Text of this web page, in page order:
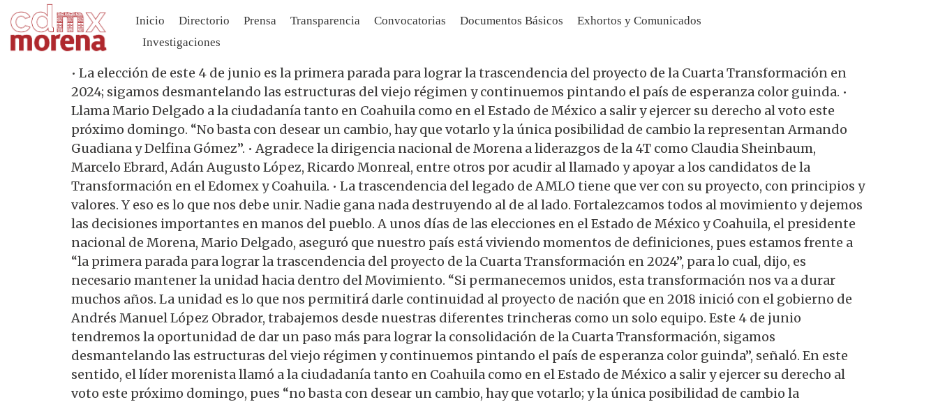
Inicio Directorio Prensa Transparencia Convocatorias Documentos Básicos
Exhortos y Comunicados
Investigaciones
• La elección de este 4 de junio es la primera parada para lograr la trascendencia del proyecto de la Cuarta Transformación en
2024; sigamos desmantelando las estructuras del viejo régimen y continuemos pintando el país de esperanza color guinda. •
Llama Mario Delgado a la ciudadanía tanto en Coahuila como en el Estado de México a salir y ejercer su derecho al voto este
próximo domingo. “No basta con desear un cambio, hay que votarlo y la única posibilidad de cambio la representan Armando
Guadiana y Delfina Gómez”. • Agradece la dirigencia nacional de Morena a liderazgos de la 4T como Claudia Sheinbaum,
Marcelo Ebrard, Adán Augusto López, Ricardo Monreal, entre otros por acudir al llamado y apoyar a los candidatos de la
Transformación en el Edomex y Coahuila. • La trascendencia del legado de AMLO tiene que ver con su proyecto, con principios y
valores. Y eso es lo que nos debe unir. Nadie gana nada destruyendo al de al lado. Fortalezcamos todos al movimiento y dejemos
las decisiones importantes en manos del pueblo. A unos días de las elecciones en el Estado de México y Coahuila, el presidente
nacional de Morena, Mario Delgado, aseguró que nuestro país está viviendo momentos de definiciones, pues estamos frente a
“la primera parada para lograr la trascendencia del proyecto de la Cuarta Transformación en 2024”, para lo cual, dijo, es
necesario mantener la unidad hacia dentro del Movimiento. “Si permanecemos unidos, esta transformación nos va a durar
muchos años. La unidad es lo que nos permitirá darle continuidad al proyecto de nación que en 2018 inició con el gobierno de
Andrés Manuel López Obrador, trabajemos desde nuestras diferentes trincheras como un solo equipo. Este 4 de junio
tendremos la oportunidad de dar un paso más para lograr la consolidación de la Cuarta Transformación, sigamos
desmantelando las estructuras del viejo régimen y continuemos pintando el país de esperanza color guinda”, señaló. En este
sentido, el líder morenista llamó a la ciudadanía tanto en Coahuila como en el Estado de México a salir y ejercer su derecho al
voto este próximo domingo, pues “no basta con desear un cambio, hay que votarlo; y la única posibilidad de cambio la